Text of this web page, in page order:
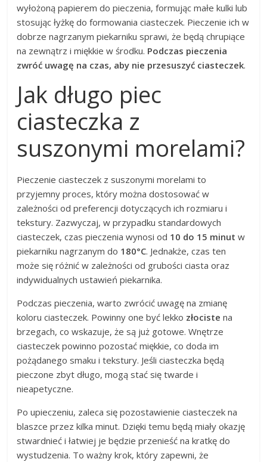
wyłożoną papierem do pieczenia, formując małe kulki lub
stosując łyżkę do formowania ciasteczek. Pieczenie ich w
dobrze nagrzanym piekarniku sprawi, że będą chrupiące
na zewnątrz i miękkie w środku. Podczas pieczenia
zwróć uwagę na czas, aby nie przesuszyć ciasteczek.
Jak długo piec
ciasteczka z
suszonymi morelami?
Pieczenie ciasteczek z suszonymi morelami to
przyjemny proces, który można dostosować w
zależności od preferencji dotyczących ich rozmiaru i
tekstury. Zazwyczaj, w przypadku standardowych
ciasteczek, czas pieczenia wynosi od 10 do 15 minut w
piekarniku nagrzanym do 180°C. Jednakże, czas ten
może się różnić w zależności od grubości ciasta oraz
indywidualnych ustawień piekarnika.
Podczas pieczenia, warto zwrócić uwagę na zmianę
koloru ciasteczek. Powinny one być lekko złociste na
brzegach, co wskazuje, że są już gotowe. Wnętrze
ciasteczek powinno pozostać miękkie, co doda im
pożądanego smaku i tekstury. Jeśli ciasteczka będą
pieczone zbyt długo, mogą stać się twarde i
nieapetyczne.
Po upieczeniu, zaleca się pozostawienie ciasteczek na
blaszce przez kilka minut. Dzięki temu będą miały okazję
stwardnieć i łatwiej je będzie przenieść na kratkę do
wystudzenia. To ważny krok, który zapewni, że